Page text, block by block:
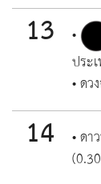
13 •
ประ
• ด
14
• ด